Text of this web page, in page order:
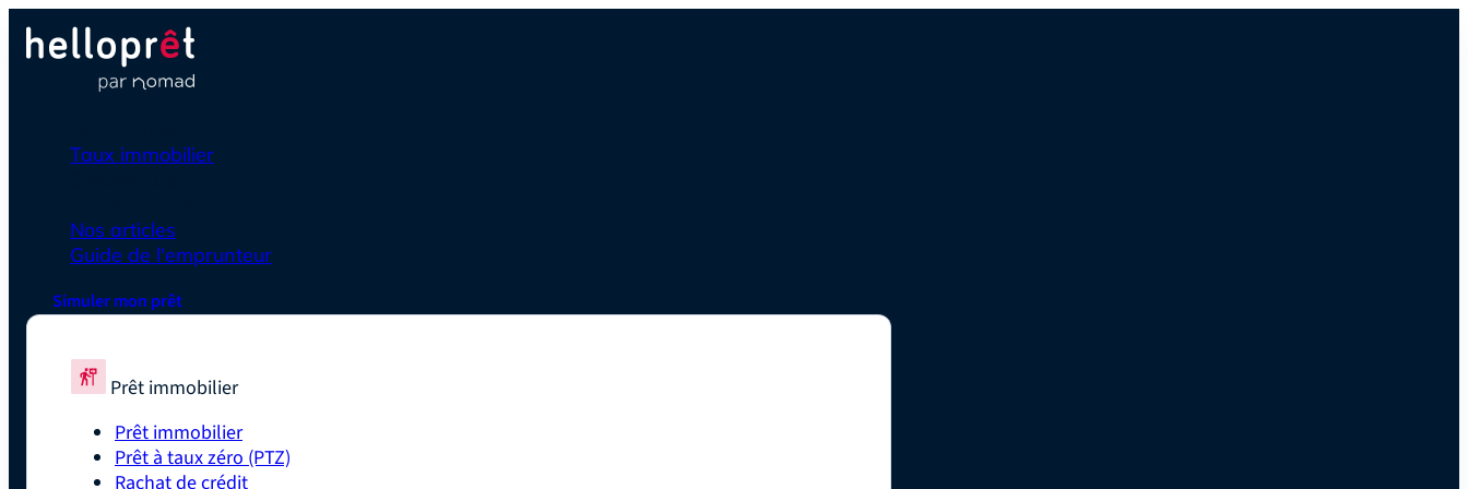
Taux immobilier
Nos articles
Guide de l'emprunteur
Simuler mon prêt
Prêt immobilier
Prêt immobilier
Prêt à taux zéro (PTZ)
Rachat de crédit